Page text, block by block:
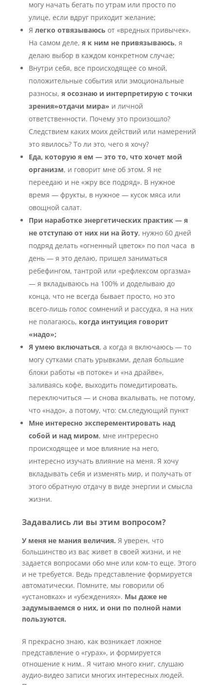
могу начать бегать по утрам или просто по
улице, если вдруг приходит желание;
Я легко отвязываюсь от «вредных привычек».
На самом деле, я к ним не привязываюсь, я
делаю выбор в каждом конкретном случае;
Внутри себя, все происходящее со мной,
положительные события или эмоциональные
разносы, я осознаю и интерпретирую с точки
зрения»отдачи мира» и личной
ответственности. Почему это произошло?
Следствием каких моих действий или намерений
это явилось? То ли это, чего я хочу?
Еда, которую я ем — это то, что хочет мой
организм, и говорит мне об этом. Я не
переедаю и не «жру все подряд». В нужное
время — фрукты, в нужное — кусок мяса или
овощной салат.
При наработке энергетических практик — я
не отступаю от них ни на йоту, нужно 60 дней
подряд делать «огненный цветок» по пол часа в
день — я это делаю, пришел заниматься
ребефингом, тантрой или «рефлексом оргазма»
— я вкладываюсь на 100% и доделываю до
конца, что не всегда бывает просто, но это
всего-лишь голос сомнений и рассудка, я на них
не полагаюсь, когда интуиция говорит
«надо»;
Я умею включаться, а когда я включаюсь — то
могу сутками спать урывками, делая большие
блоки работы «в потоке» и «на драйве»,
заливаясь кофе, выходить помедитировать,
переключиться — и снова вкалывать, не потому,
что «надо», а потому, что: см.следующий пункт
Мне интересно эксперементировать над
собой и над миром, мне интрересно
происходящее и мое влияние на него,
интересно изучать влияние на меня. Я хочу
вкладывать себя и изменять мир, и получать от
этого обратную отдачу в виде энергии и смысла
жизни.
Задавались ли вы этим вопросом?
У меня не мания величия. Я уверен, что
большинство из вас живет в своей жизни, и не
задается вопросами обо мне или ком-то еще. Этого
и не требуется. Ведь представление формируется
автоматически. Помните, мы говорили об
«установках» и «убеждениях». Мы даже не
задумываемся о них, и они по полной нами
пользуются.
Я прекрасно знаю, как возникает ложное
представление о «гурах», и формируется
отношение к ним.. Я читаю много книг, слушаю
аудио-видео записи многих интересных людей.